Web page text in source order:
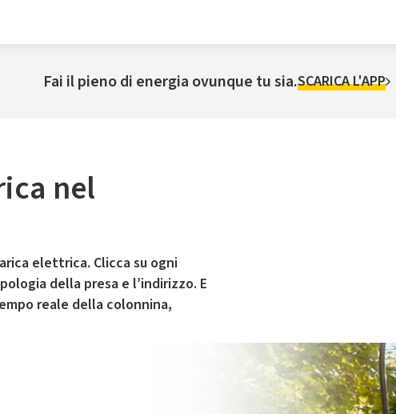
Fai il pieno di energia ovunque tu sia.SCARICA L'APP
nel
elettrica. Clicca su ogni
della presa e l’indirizzo. E
reale della colonnina,